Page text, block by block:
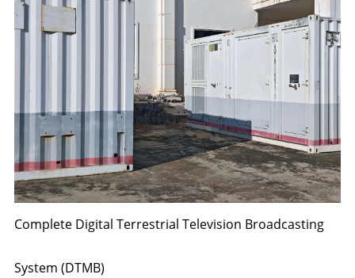
Complete Digital Terrestrial Television Broadcasting
System (DTMB)